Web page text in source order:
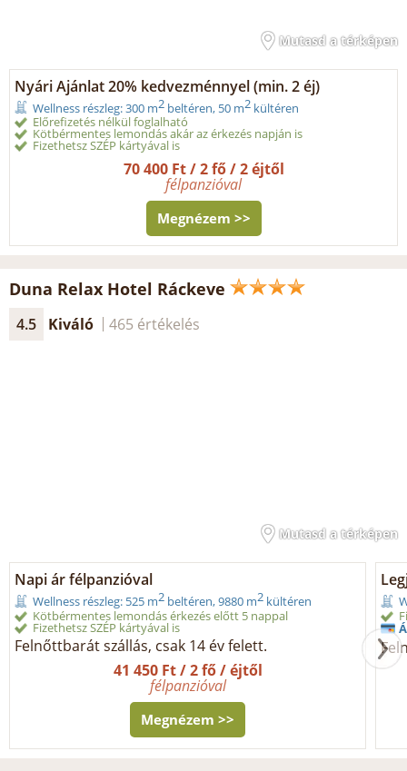
Mutasd a térképen
Nyári Ajánlat 20% kedvezménnyel (min. 2 éj)
Wellness részleg: 300 m2 beltéren, 50 m2 kültéren
Előrefizetés nélkül foglalható
Kötbérmentes lemondás akár az érkezés napján is
Fizethetsz SZÉP kártyával is
70 400 Ft / 2 fő / 2 éjtől
félpanzióval
Megnézem >>
Duna Relax Hotel Ráckeve
4.5 Kiváló 465 értékelés
Mutasd a térképen
Napi ár félpanzióval
Wellness részleg: 525 m2 beltéren, 9880 m2 kültéren
Kötbérmentes lemondás érkezés előtt 5 nappal
Fizethetsz SZÉP kártyával is
Felnőttbarát szállás, csak 14 év felett.
41 450 Ft / 2 fő / éjtől
félpanzióval
Megnézem >>